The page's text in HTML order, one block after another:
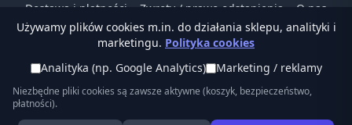
Dostawa i płatności
Zwroty / prawo odstapienia
O nas
Kontakt
Odstąp od umowy
Tel: (22) 266 83 84
© Ostrzalkilansky.pl ·
sklep@ostrzalkilansky.pl
Używamy plików cookies m.in. do działania sklepu, analityki i
marketingu. Polityka cookies
Analityka (np. Google Analytics)
Marketing / reklamy
Niezbędne pliki cookies są zawsze aktywne (koszyk, bezpieczeństwo,
płatności).